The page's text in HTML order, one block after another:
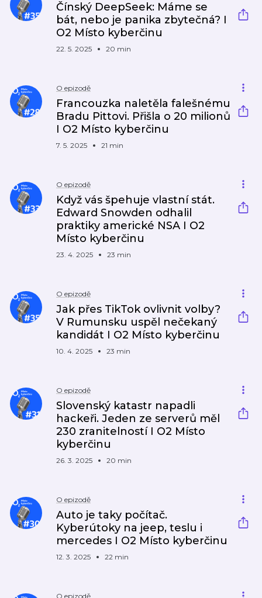
Čínský DeepSeek: Máme se
bát, nebo je panika zbytečná? I
O2 Místo kyberčinu
22. 5. 2025 20 min
O epizodě
Francouzka naletěla falešnému
Bradu Pittovi. Přišla o 20 milionů
I O2 Místo kyberčinu
7. 5. 2025 21 min
O epizodě
Když vás špehuje vlastní stát.
Edward Snowden odhalil
praktiky americké NSA I O2
Místo kyberčinu
23. 4. 2025 23 min
O epizodě
Jak přes TikTok ovlivnit volby?
V Rumunsku uspěl nečekaný
kandidát I O2 Místo kyberčinu
10. 4. 2025 23 min
O epizodě
Slovenský katastr napadli
hackeři. Jeden ze serverů měl
230 zranitelností I O2 Místo
kyberčinu
26. 3. 2025 20 min
O epizodě
Auto je taky počítač.
Kyberútoky na jeep, teslu i
mercedes I O2 Místo kyberčinu
12. 3. 2025 22 min
O epizodě